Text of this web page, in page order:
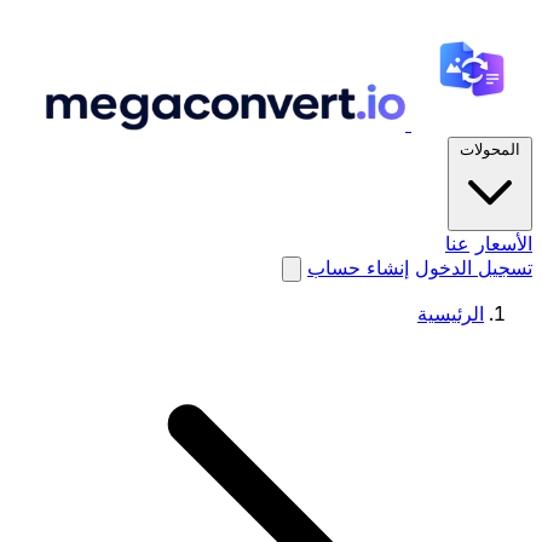
المحولات
الأسعار عنا
تسجيل الدخول إنشاء حساب
الرئيسية